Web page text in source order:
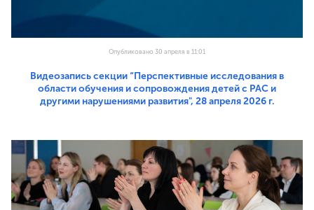
Опубликовано 30 апреля в 11:01
Видеозапись секции “Перспективные исследования в
области обучения и сопровождения детей с РАС и
другими нарушениями развития", 28 апреля 2026 г.